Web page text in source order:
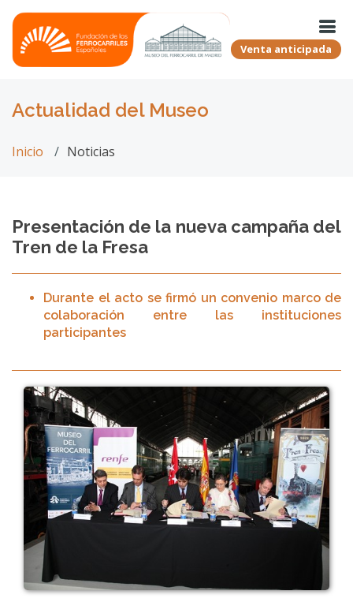
Venta anticipada
Actualidad del Museo
Inicio Noticias
Presentación de la nueva campaña del
Tren de la Fresa
Durante el acto se firmó un convenio marco de
colaboración entre las instituciones
participantes